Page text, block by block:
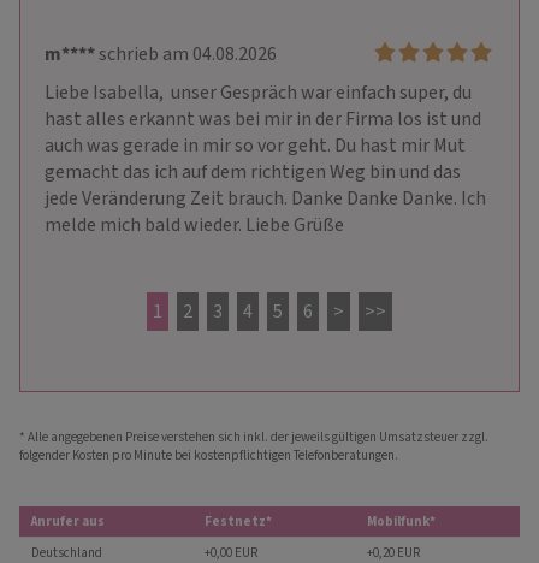
m****schrieb am 04.08.2026
Liebe Isabella,  unser Gespräch war einfach super, du
hast alles erkannt was bei mir in der Firma los ist und
auch was gerade in mir so vor geht. Du hast mir Mut
gemacht das ich auf dem richtigen Weg bin und das
jede Veränderung Zeit brauch. Danke Danke Danke. Ich
melde mich bald wieder. Liebe Grüße
1 2 3 4 5 6 > >>
* Alle angegebenen Preise verstehen sich inkl. der jeweils gültigen Umsatzsteuer zzgl.
folgender Kosten pro Minute bei kostenpflichtigen Telefonberatungen.
Anrufer aus Festnetz*
Mobilfunk*
Deutschland
+0,00 EUR
+0,20 EUR